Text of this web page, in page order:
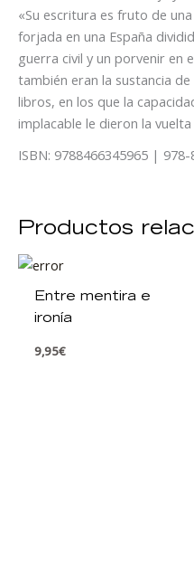
«Su escritura es fruto de
forjada en una España
guerra civil y un porvenir en
también eran la sustancia
libros, en los que la
implacable le dieron la
ISBN: 9788466345965 |
Productos
Entre mentira e
ironía
9,95€